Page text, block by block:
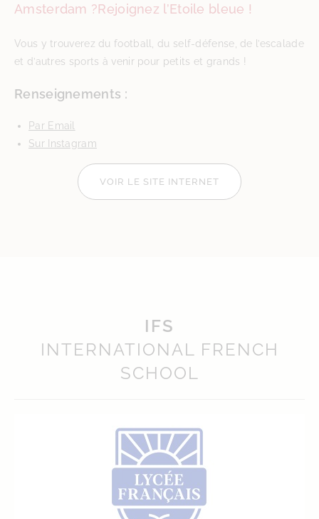
Amsterdam ?Rejoignez l’Etoile bleue !
Vous y trouverez du football, du self-défense, de l’escalade
et d’autres sports à venir pour petits et grands !
Renseignements :
Par Email
Sur Instagram
VOIR LE SITE INTERNET
IFS
INTERNATIONAL FRENCH
SCHOOL